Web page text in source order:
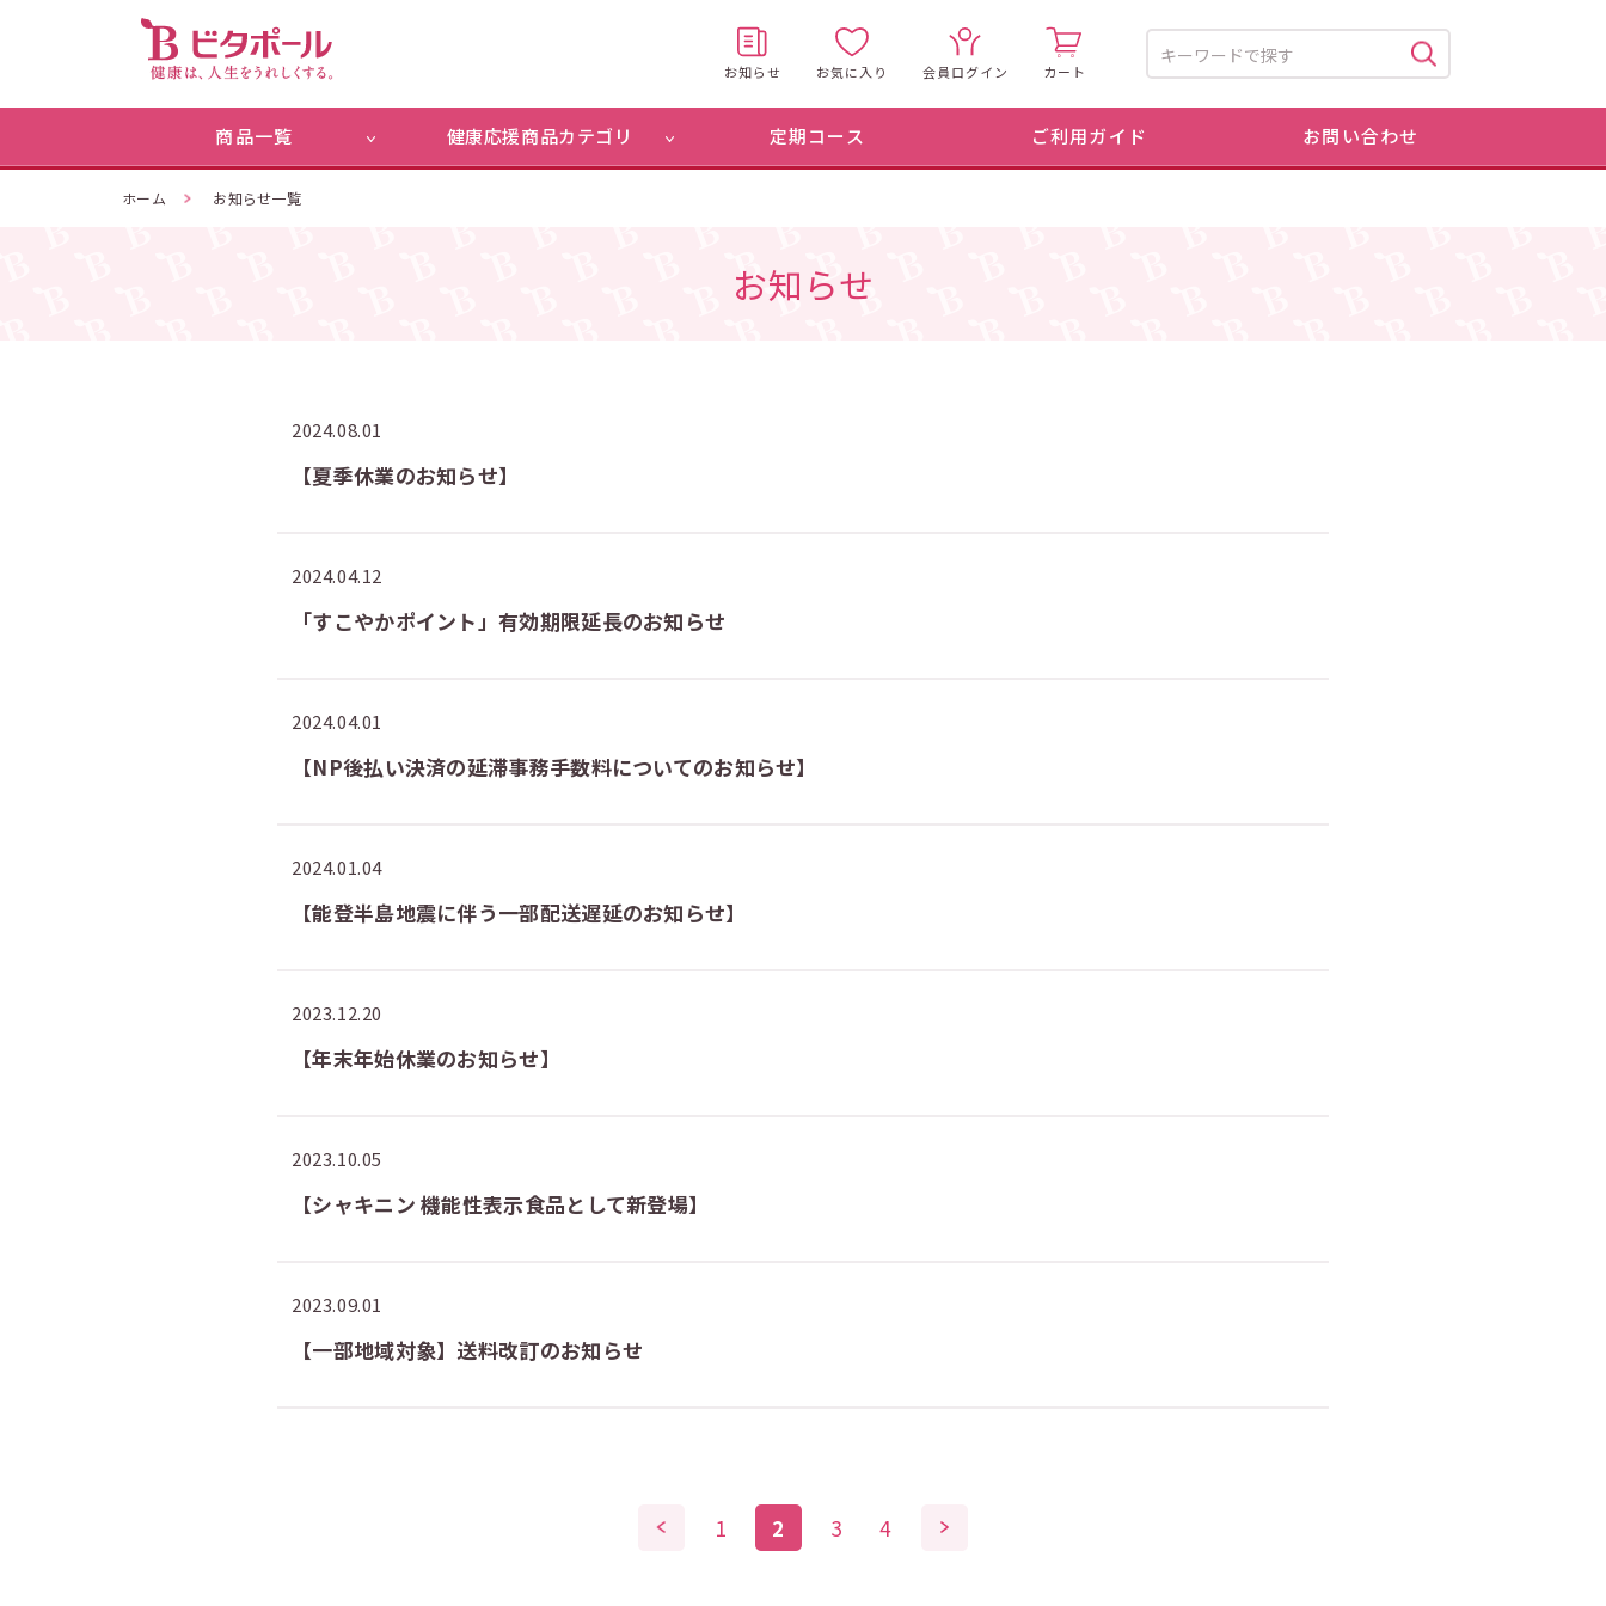
お知らせ お気に入り 会員ログイン カート
商品一覧 健康応援商品カテゴリ 定期コース ご利用ガイド お問い合わせ
ホーム お知らせ一覧
お知らせ
2024.08.01
【夏季休業のお知らせ】
2024.04.12
「すこやかポイント」有効期限延長のお知らせ
2024.04.01
【NP後払い決済の延滞事務手数料についてのお知らせ】
2024.01.04
【能登半島地震に伴う一部配送遅延のお知らせ】
2023.12.20
【年末年始休業のお知らせ】
2023.10.05
【シャキニン 機能性表示食品として新登場】
2023.09.01
【一部地域対象】送料改訂のお知らせ
1 2 3 4